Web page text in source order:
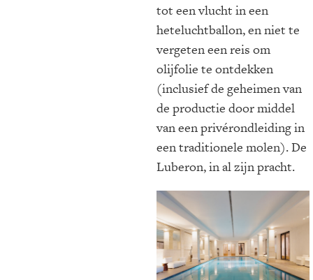
tot een vlucht in een
heteluchtballon, en niet te
vergeten een reis om
olijfolie te ontdekken
(inclusief de geheimen van
de productie door middel
van een privérondleiding in
een traditionele molen). De
Luberon, in al zijn pracht.